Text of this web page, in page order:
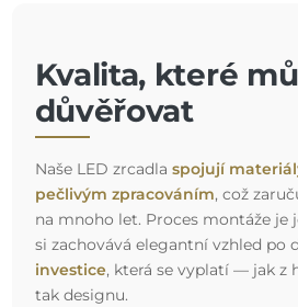
Kvalita, které
důvěřovat
Naše LED zrcadla spojují
pečlivým zpracováním, což
na mnoho let. Proces montáže je
si zachovává elegantní vzhled po
investice, která se vyplatí — jak z
tak designu.